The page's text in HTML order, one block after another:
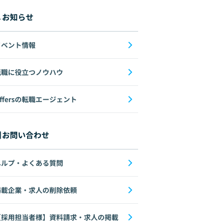
お知らせ
ント情報
に役立つノウハウ
の転職エージェント
お問い合わせ
プ・よくある質問
企業・求人の削除依頼
用担当者様】資料請求・求人の掲載